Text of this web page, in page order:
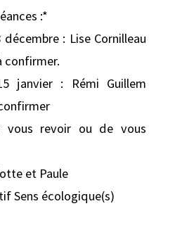
:*
: Lise Cornilleau
confirmer.
janvier : Rémi Guillem
vous revoir ou de vous
et Paule
Sens écologique(s)